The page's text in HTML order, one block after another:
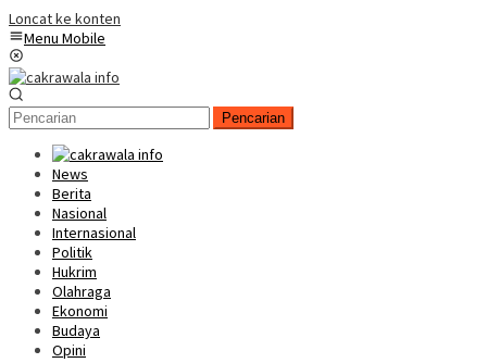
Loncat ke konten
Menu Mobile
Pencarian
News
Berita
Nasional
Internasional
Politik
Hukrim
Olahraga
Ekonomi
Budaya
Opini